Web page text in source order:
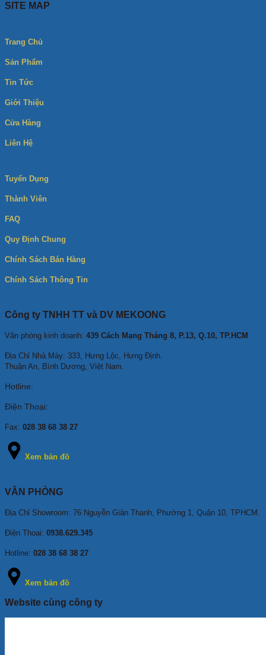
SITE MAP
Trang Chủ
Sản Phẩm
Tin Tức
Giới Thiệu
Cửa Hàng
Liên Hệ
Tuyển Dụng
Thành Viên
FAQ
Quy Định Chung
Chính Sách Bán Hàng
Chính Sách Thông Tin
Công ty TNHH TT và DV MEKOONG
Văn phòng kinh doanh: 439 Cách Mạng Tháng 8, P.13, Q.10, TP.HCM
Địa Chỉ Nhà Máy: 333, Hưng Lộc, Hưng Định.
Thuận An, Bình Dương, Việt Nam.
Hotline:
Điện Thoại:
Fax: 028 38 68 38 27
Xem bản đồ
VĂN PHÒNG
Địa Chỉ Showroom: 76 Nguyễn Giản Thanh, Phường 1, Quận 10, TPHCM .
Điện Thoại: 0938.629.345
Hotline: 028 38 68 38 27
Xem bản đồ
Website cùng công ty